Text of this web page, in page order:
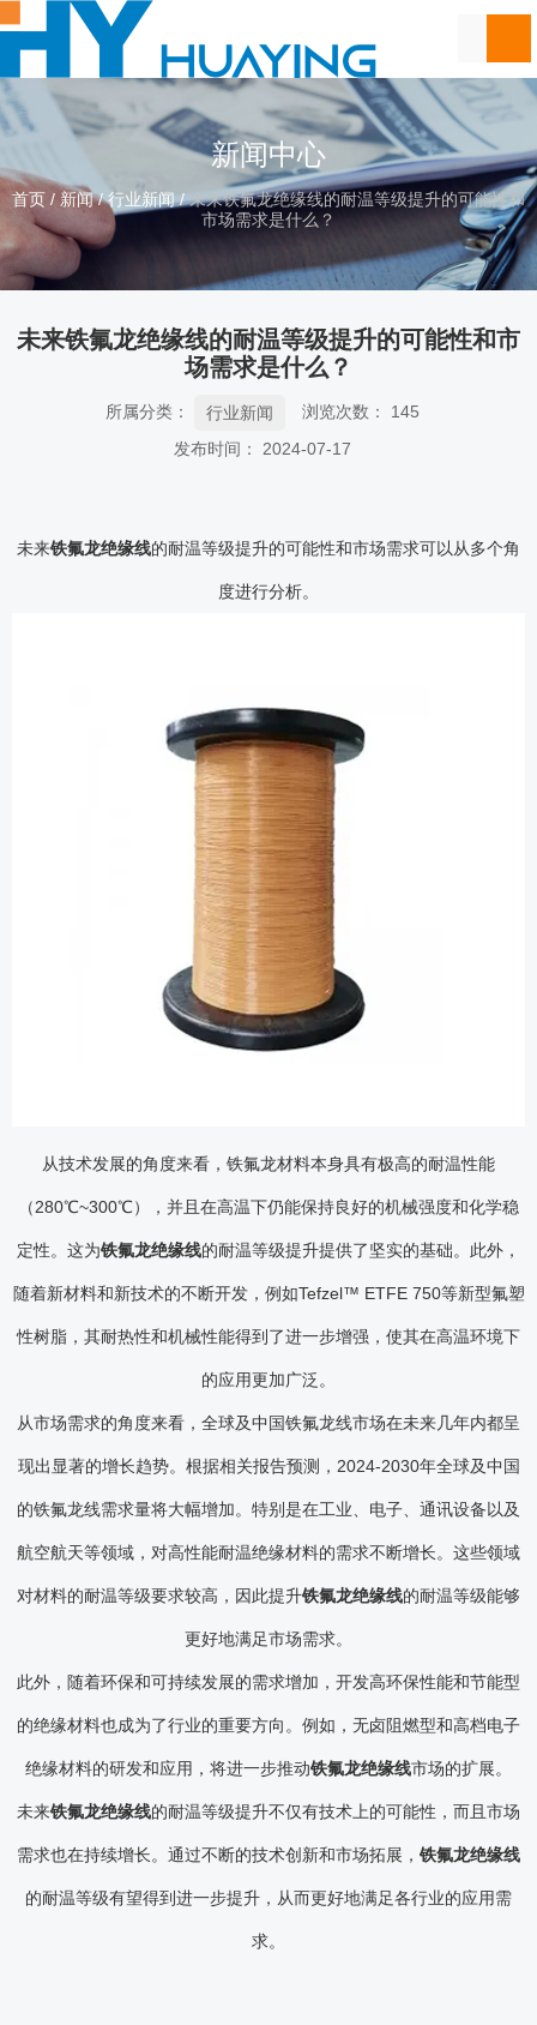
新闻中心
首页 / 新闻 /行业新闻 /未来铁氟龙绝缘线的耐温等级提升的可能性和
市场需求是什么？
未来铁氟龙绝缘线的耐温等级提升的可能性和市
场需求是什么？
所属分类： 行业新闻 浏览次数： 145
发布时间： 2024-07-17
未来铁氟龙绝缘线的耐温等级提升的可能性和市场需求可以从多个角
度进行分析。
从技术发展的角度来看，铁氟龙材料本身具有极高的耐温性能
（280℃~300℃），并且在高温下仍能保持良好的机械强度和化学稳
定性。这为铁氟龙绝缘线的耐温等级提升提供了坚实的基础。此外，
随着新材料和新技术的不断开发，例如Tefzel™ ETFE 750等新型氟塑
性树脂，其耐热性和机械性能得到了进一步增强，使其在高温环境下
的应用更加广泛。
从市场需求的角度来看，全球及中国铁氟龙线市场在未来几年内都呈
现出显著的增长趋势。根据相关报告预测，2024-2030年全球及中国
的铁氟龙线需求量将大幅增加。特别是在工业、电子、通讯设备以及
航空航天等领域，对高性能耐温绝缘材料的需求不断增长。这些领域
对材料的耐温等级要求较高，因此提升铁氟龙绝缘线的耐温等级能够
更好地满足市场需求。
此外，随着环保和可持续发展的需求增加，开发高环保性能和节能型
的绝缘材料也成为了行业的重要方向。例如，无卤阻燃型和高档电子
绝缘材料的研发和应用，将进一步推动铁氟龙绝缘线市场的扩展。
未来铁氟龙绝缘线的耐温等级提升不仅有技术上的可能性，而且市场
需求也在持续增长。通过不断的技术创新和市场拓展， 铁氟龙绝缘线
的耐温等级有望得到进一步提升，从而更好地满足各行业的应用需
求。